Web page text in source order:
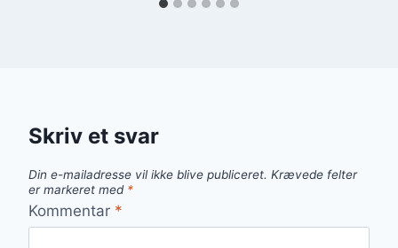
Skriv et svar
Din e-mailadresse vil ikke blive publiceret. Krævede felter
er markeret med *
Kommentar *